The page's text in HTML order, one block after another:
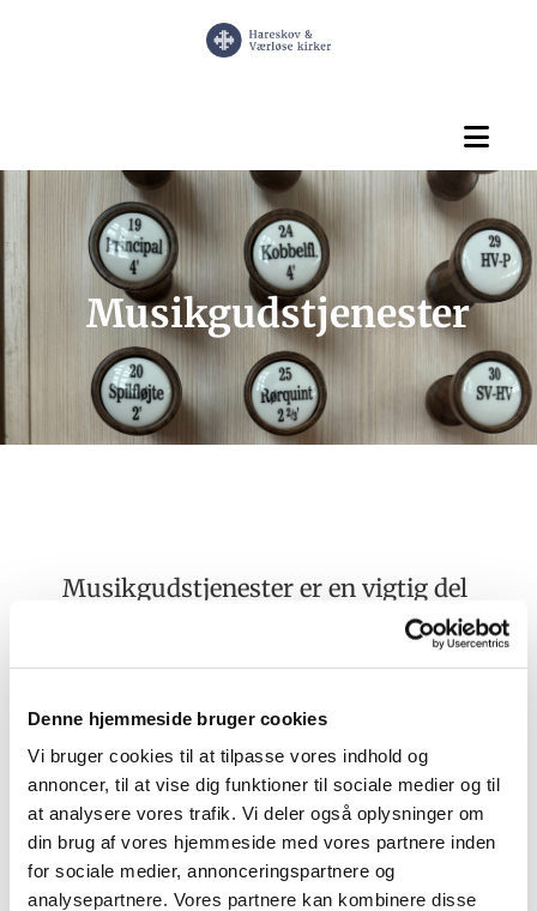
Denne hjemmeside bruger cookies
Vi bruger cookies til at tilpasse vores indhold og
annoncer, til at vise dig funktioner til sociale medier og til
at analysere vores trafik. Vi deler også oplysninger om
din brug af vores hjemmeside med vores partnere inden
for sociale medier, annonceringspartnere og
analysepartnere. Vores partnere kan kombinere disse
Musikgudstjenester
Musikgudstjenester er en vigtig del
af mange kirkers gudstjenester.
Musikken skaber en særlig
stemning, og kan variere fra rolig og
Musikgudstjenester kan omfatte alt
fra klassiske til moderne sange.
Musikgudstjenesterne vender tilbage
efter sommerferien